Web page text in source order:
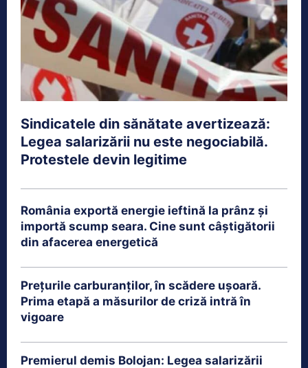
Sindicatele din sănătate avertizează:
Legea salarizării nu este negociabilă.
Protestele devin legitime
România exportă energie ieftină la prânz și
importă scump seara. Cine sunt câștigătorii
din afacerea energetică
Prețurile carburanților, în scădere ușoară.
Prima etapă a măsurilor de criză intră în
vigoare
Premierul demis Bolojan: Legea salarizării